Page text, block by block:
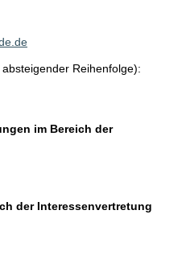
absteigender Reihenfolge):
im Bereich der
der Interessenvertretung